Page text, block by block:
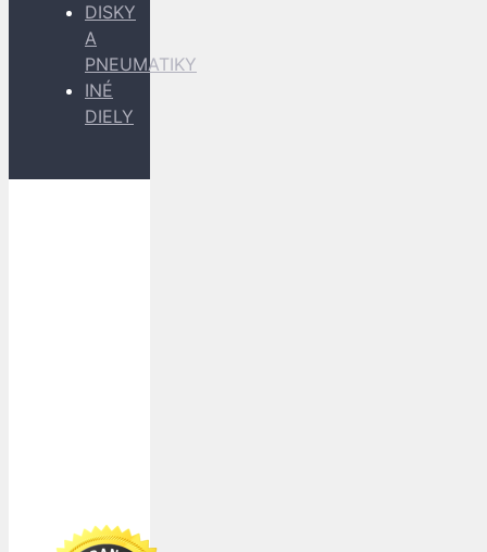
DISKY
A
PNEUMATIKY
INÉ
DIELY